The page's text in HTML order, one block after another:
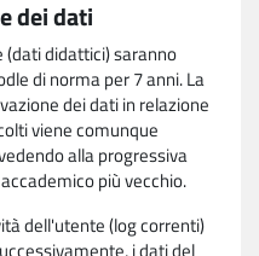
dei dati
didattici) saranno
di norma per 7 anni. La
dei dati in relazione
viene comunque
alla progressiva
più vecchio.
dell'utente (log correnti)
i dati del